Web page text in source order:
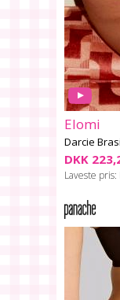
Elomi
Darcie
DKK
Laveste pris